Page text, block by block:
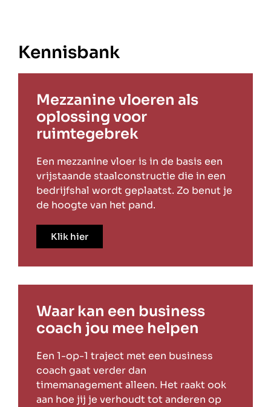
Kennisbank
Mezzanine vloeren als
oplossing voor
ruimtegebrek
Een mezzanine vloer is in de basis een
vrijstaande staalconstructie die in een
bedrijfshal wordt geplaatst. Zo benut je
de hoogte van het pand.
Klik hier
Waar kan een business
coach jou mee helpen
Een 1-op-1 traject met een business
coach gaat verder dan
timemanagement alleen. Het raakt ook
aan hoe jij je verhoudt tot anderen op